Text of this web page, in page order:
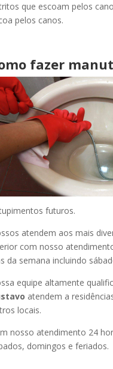
que escoam pelos
pelos canos.
fazer
futuros.
atendem aos mais
com nosso
da semana incluindo
equipe altamente
atendem a
locais.
nosso atendimento 24
domingos e feriados.